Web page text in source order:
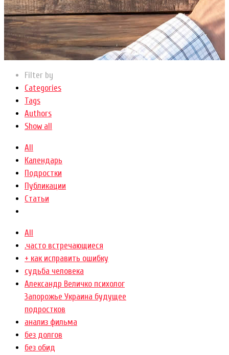
Filter by
Categories
Tags
Authors
Show all
All
Календарь
Подростки
Публикации
Статьи
All
.часто встречающиеся
+ как исправить ошибку
cудьба человека
Александр Величко психолог
Запорожье Украина будущее
подростков
анализ фильма
без долгов
без обид